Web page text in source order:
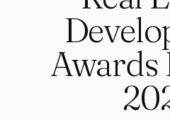
Awards